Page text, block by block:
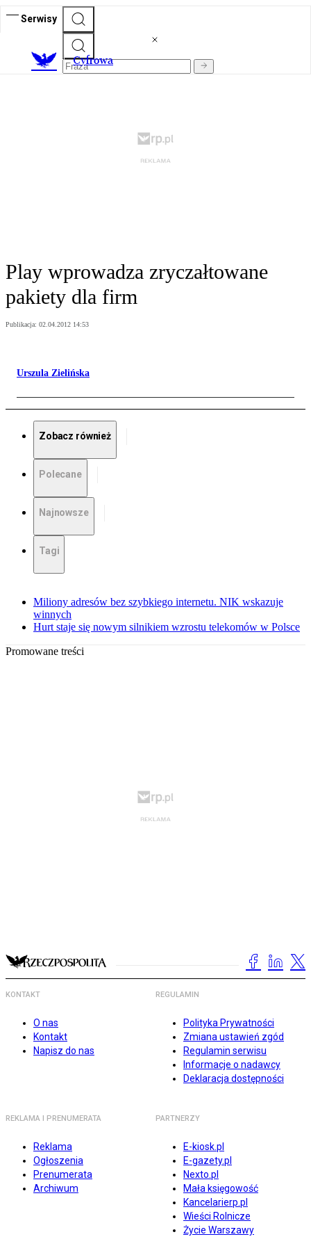
Serwisy
Cyfrowa
Play wprowadza zryczałtowane
pakiety dla firm
Publikacja: 02.04.2012 14:53
Urszula Zielińska
Zobacz również
Polecane
Najnowsze
Tagi
Miliony adresów bez szybkiego internetu. NIK wskazuje
winnych
Hurt staje się nowym silnikiem wzrostu telekomów w Polsce
Promowane treści
KONTAKT
O nas
Kontakt
Napisz do nas
REGULAMIN
Polityka Prywatności
Zmiana ustawień zgód
Regulamin serwisu
Informacje o nadawcy
Deklaracja dostępności
REKLAMA I PRENUMERATA
Reklama
Ogłoszenia
Prenumerata
Archiwum
PARTNERZY
E-kiosk.pl
E-gazety.pl
Nexto.pl
Mała księgowość
Kancelarierp.pl
Wieści Rolnicze
Życie Warszawy